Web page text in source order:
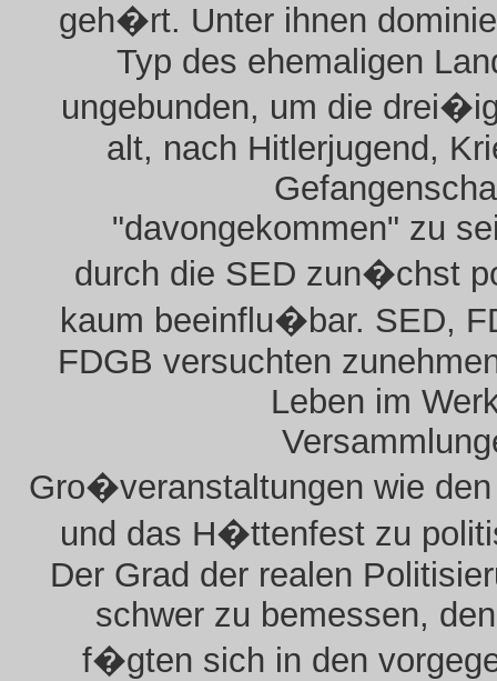
geh�rt. Unter ihnen
Typ des ehemaligen
ungebunden, um die
alt, nach Hitlerjugend,
"davongekommen" zu
durch die SED zun�chst
kaum beeinflu�bar. SED,
FDGB versuchten
Leben im
Gro�veranstaltungen wie
und das H�ttenfest zu
Der Grad der realen
schwer zu bemessen,
f�gten sich in den